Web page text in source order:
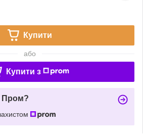
Купити
або
Купити з
Пром?